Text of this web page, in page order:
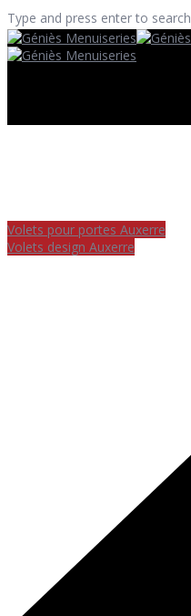
Type and press enter to search
Volets pour portes Auxerre
Volets design Auxerre